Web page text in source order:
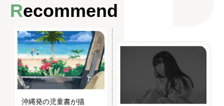
Recommend
沖縄発の児童書が描